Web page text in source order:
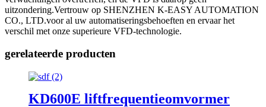
uitzondering.Vertrouw op SHENZHEN K-EASY AUTOMATION
CO., LTD.voor al uw automatiseringsbehoeften en ervaar het
verschil met onze superieure VFD-technologie.
gerelateerde producten
KD600E liftfrequentieomvormer